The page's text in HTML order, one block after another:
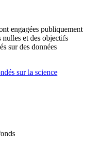
engagées publiquement
nulles et des objectifs
sur des données
sur la science